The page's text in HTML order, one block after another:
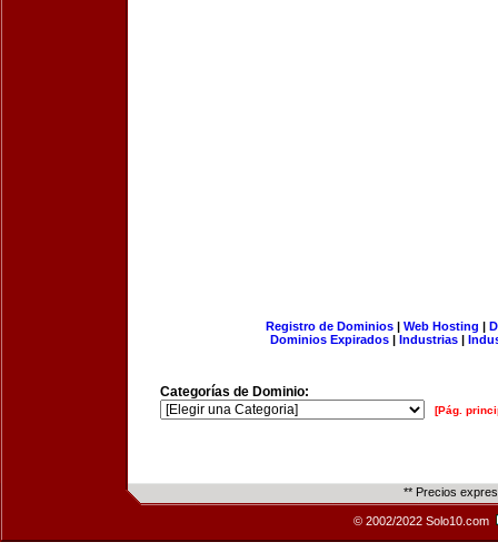
Registro de Dominios| Web Hosting |
Dominios Expirados | Industrias |
Categorías de Dominio:
[Pág.
** Precios
© 2002/2022 Solo10.com